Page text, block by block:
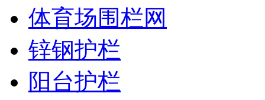
体育场围栏网
锌钢护栏
阳台护栏